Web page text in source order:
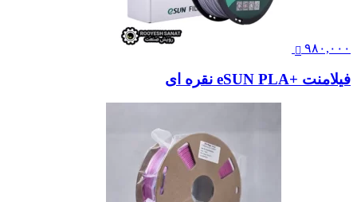
۹۸۰,۰۰۰
فیلامنت +eSUN PLA نقره ای